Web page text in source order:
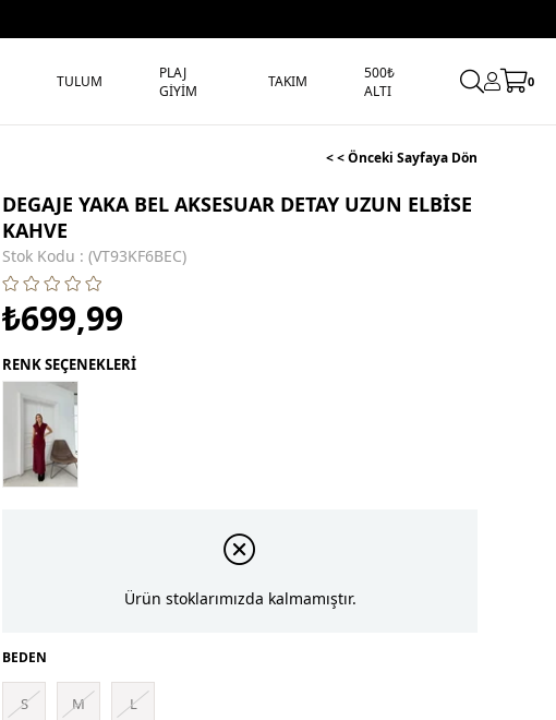
TULUM
PLAJ
GİYİM
TAKIM
500₺
ALTI
0
< < Önceki Sayfaya Dön
DEGAJE YAKA BEL AKSESUAR DETAY UZUN ELBİSE
KAHVE
Stok Kodu (VT93KF6BEC)
₺699,99
RENK SEÇENEKLERİ
Ürün stoklarımızda kalmamıştır.
BEDEN
S M L